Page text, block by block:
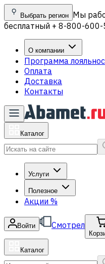
Выбрать регион Мы
бесплатный + 8-800-
О компании
Программа
Оплата
Доставка
Контакты
Каталог
Услуги
Полезное
Акции %
Войти Смотрел
Каталог